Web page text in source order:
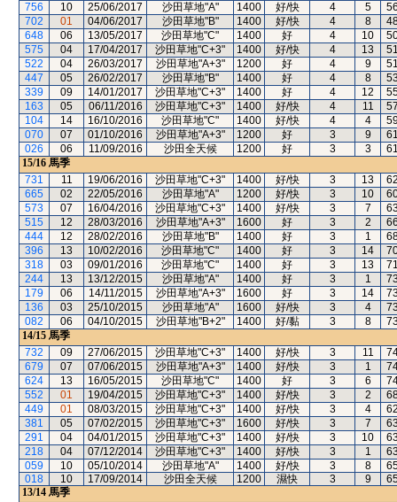
756
10 25/06/2017 沙田草地"A" 1400 好/快 4 5
702
01 04/06/2017 沙田草地"B" 1400 好/快 4 8
648
06 13/05/2017 沙田草地"C" 1400 好 4 10
575
04 17/04/2017 沙田草地"C+3" 1400 好/快 4 13
522
04 26/03/2017 沙田草地"A+3" 1200 好 4 9
447
05 26/02/2017 沙田草地"B" 1400 好 4 8
339
09 14/01/2017 沙田草地"C+3" 1400 好 4 12
163
05 06/11/2016 沙田草地"C+3" 1400 好/快 4 11
104
14 16/10/2016 沙田草地"C" 1400 好/快 4 4
070
07 01/10/2016 沙田草地"A+3" 1200 好 3 9
026
06 11/09/2016 沙田全天候 1200 好 3 3
15/16 馬季
731
11 19/06/2016 沙田草地"C+3" 1400 好/快 3 13
665
02 22/05/2016 沙田草地"A" 1200 好/快 3 10
573
07 16/04/2016 沙田草地"C+3" 1400 好/快 3 7
515
12 28/03/2016 沙田草地"A+3" 1600 好 3 2
444
12 28/02/2016 沙田草地"B" 1400 好 3 1
396
13 10/02/2016 沙田草地"C" 1400 好 3 14
318
03 09/01/2016 沙田草地"C" 1400 好 3 13
244
13 13/12/2015 沙田草地"A" 1400 好 3 1
179
06 14/11/2015 沙田草地"A+3" 1600 好 3 14
136
03 25/10/2015 沙田草地"A" 1600 好/快 3 4
082
06 04/10/2015 沙田草地"B+2" 1400 好/黏 3 8
14/15 馬季
732
09 27/06/2015 沙田草地"C+3" 1400 好/快 3 11
679
07 07/06/2015 沙田草地"A+3" 1400 好/快 3 1
624
13 16/05/2015 沙田草地"C" 1400 好 3 6
552
01 19/04/2015 沙田草地"C+3" 1400 好/快 3 2
449
01 08/03/2015 沙田草地"C+3" 1400 好/快 3 4
381
05 07/02/2015 沙田草地"C+3" 1600 好/快 3 7
291
04 04/01/2015 沙田草地"C+3" 1400 好/快 3 10
218
04 07/12/2014 沙田草地"C+3" 1400 好/快 3 1
059
10 05/10/2014 沙田草地"A" 1400 好/快 3 8
018
10 17/09/2014 沙田全天候 1200 濕快 3 9
13/14 馬季